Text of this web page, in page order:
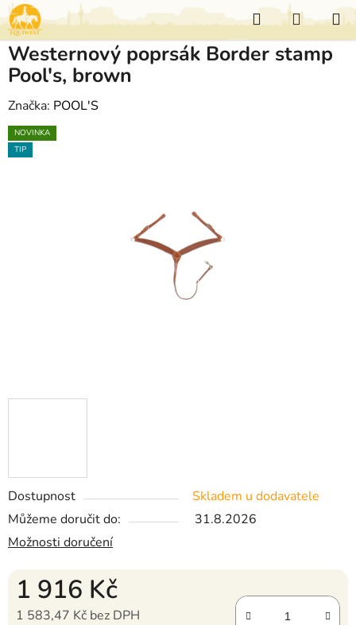
Přejít
na
obsah
Hledat
KOŠÍK
Dostupnost
Skladem u dodavatele
Můžeme doručit do:
31.8.2026
Možnosti doručení
1 916 Kč
1 583,47 Kč bez DPH
Westernový poprsák Border stamp
Pool's, brown
Značka: POOL'S
NOVINKA
TIP